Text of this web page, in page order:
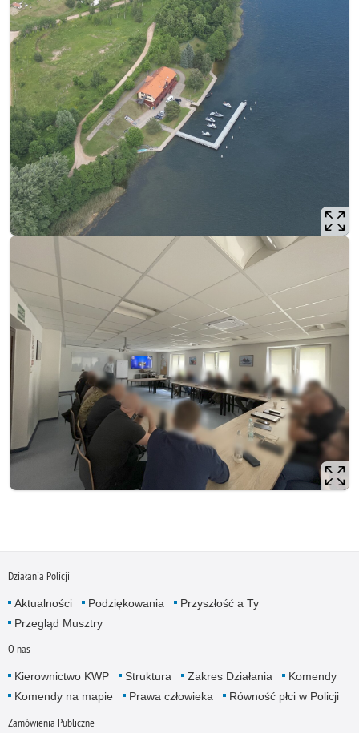
Działania Policji
Aktualności Podziękowania
Przyszłość a Ty
Przegląd Musztry
O nas
Kierownictwo KWP Struktura Zakres Działania
Komendy
Komendy na mapie
Prawa człowieka Równość płci w Policji
Zamówienia Publiczne